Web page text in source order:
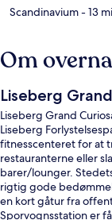
Scandinavium- 13
Om
Liseberg
Liseberg Grand
Liseberg
fitnesscenteret for at
restauranterne eller
barer/lounger.
rigtig gode
en kort gåtur fra
Sporvognsstation er